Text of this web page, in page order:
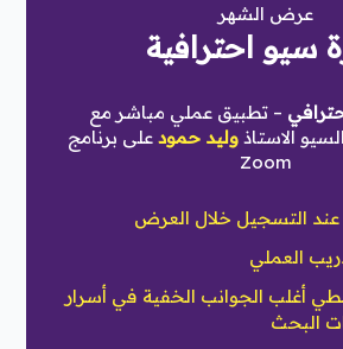
عرض الشهر
سيو احترافية
– تطبيق عملي مباشر مع
الاستاذ وليد حمود على برنامج
Zoom
أغلب الجوانب الخفية في أسرار
البحث